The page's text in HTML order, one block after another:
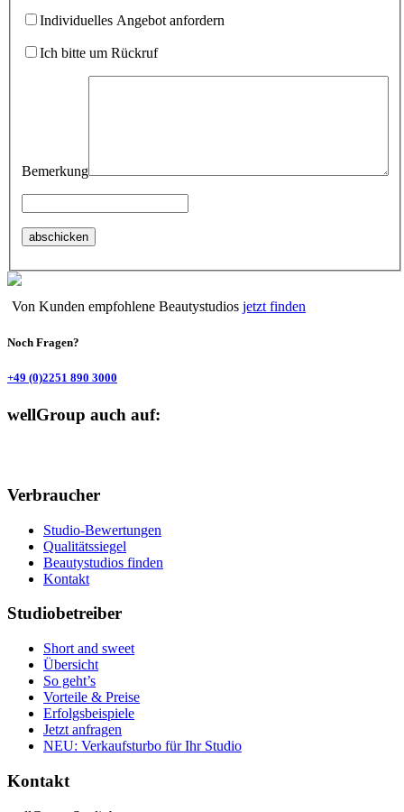
Individuelles Angebot anfordern
Ich bitte um Rückruf
Bemerkung
Von Kunden empfohlene Beautystudios jetzt finden
Noch Fragen?
+49 (0)2251 890 3000
wellGroup auch auf:
Verbraucher
Studio-Bewertungen
Qualitätssiegel
Beautystudios finden
Kontakt
Studiobetreiber
Short and sweet
Übersicht
So geht’s
Vorteile & Preise
Erfolgsbeispiele
Jetzt anfragen
NEU: Verkaufsturbo für Ihr Studio
Kontakt